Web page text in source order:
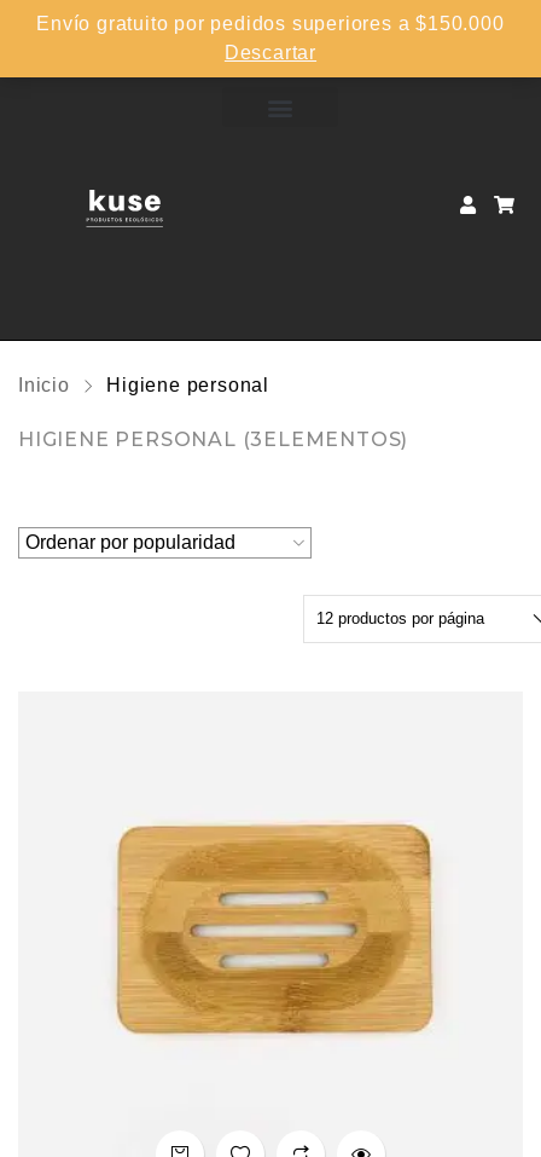
Envío gratuito por pedidos superiores a $150.000
Descartar
Inicio Higiene personal
HIGIENE PERSONAL (3ELEMENTOS)